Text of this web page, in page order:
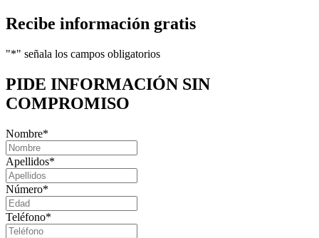
Recibe información gratis
"*" señala los campos obligatorios
PIDE INFORMACIÓN SIN
COMPROMISO
Nombre*
Apellidos*
Número*
Teléfono*